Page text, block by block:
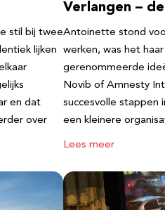
stil bij twee
lijken
en dat
over
Verlangen –
Antoinette stond
werken, was het
gerenommeerde
Novib of Amnesty
succesvolle stappen
een kleinere
Lees meer